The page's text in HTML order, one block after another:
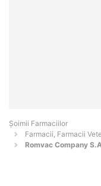
Şoimii Farmaciilor
Farmacii, Farmacii
Romvac Company